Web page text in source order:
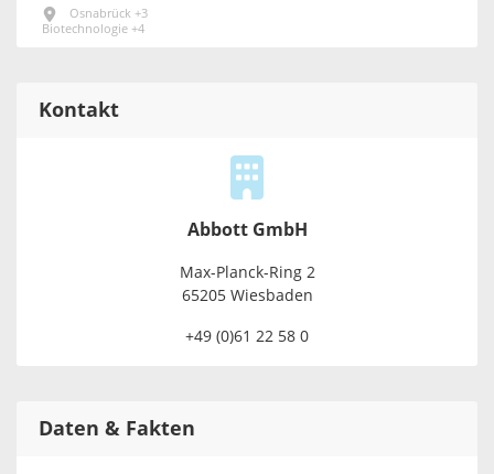
Osnabrück +3
Biotechnologie +4
Kontakt
Abbott GmbH
Max-Planck-Ring 2
65205 Wies­baden
+49 (0)61 22 58 0
Daten & Fakten